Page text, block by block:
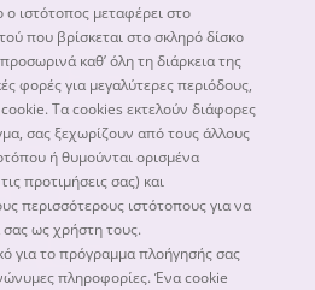
ιστότοπος μεταφέρει στο
που βρίσκεται στο σκληρό δίσκο
καθ’ όλη τη διάρκεια της
φορές για μεγαλύτερες περιόδους,
Τα cookies εκτελούν διάφορες
σας ξεχωρίζουν από τους άλλους
ή θυμούνται ορισμένα
προτιμήσεις σας) και
περισσότερους ιστότοπους για να
σας ως χρήστη τους.
για το πρόγραμμα πλοήγησής σας
πληροφορίες. Ένα cookie